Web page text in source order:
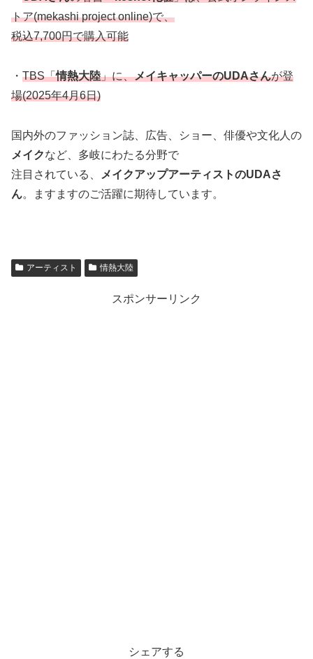
トア(mekashi project online)で、
税込7,700円で購入可能
・ TBS「情熱大陸」に、メイキャッパーのUDAさんが登
場(2025年4月6日)
国内外のファッション誌、広告、ショー、俳優や文化人の
メイクなど、多岐にわたる分野で
注目されている、
メイクアップアーティストのUDAさ
ん。ますますのご活躍に期待しています。
アーティスト 情熱大陸
スポンサーリンク
シェアする